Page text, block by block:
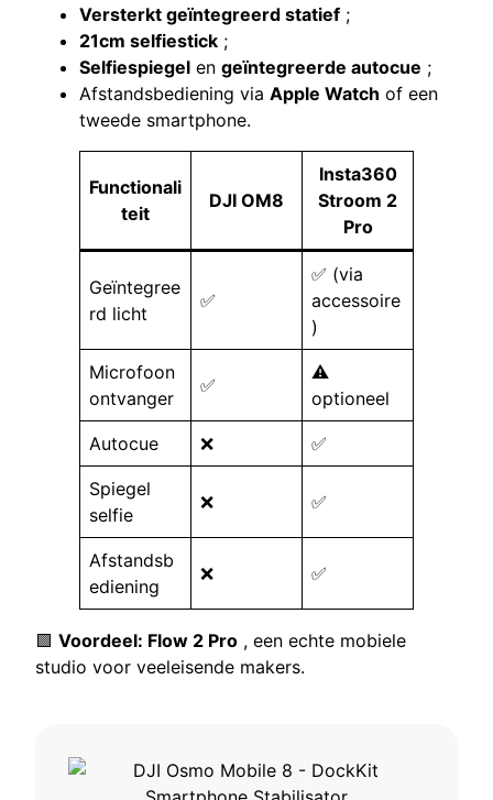
Versterkt geïntegreerd statief ;
21cm selfiestick ;
Selfiespiegel en geïntegreerde autocue ;
Afstandsbediening via Apple Watch of een
tweede smartphone.
Functionali
teit
DJI OM8
Insta360
Stroom 2
Pro
Geïntegree
rd licht
✅
✅ (via
accessoire
)
Microfoon
ontvanger
✅
⚠️
optioneel
Autocue ❌ ✅
Spiegel
selfie
❌ ✅
Afstandsb
ediening
❌ ✅
🟩 Voordeel: Flow 2 Pro , een echte mobiele
studio voor veeleisende makers.